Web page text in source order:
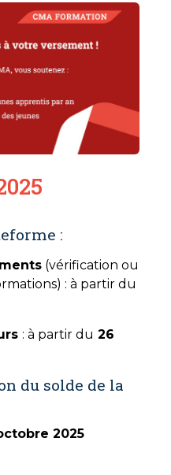
:
(vérification ou
: à partir du
: à partir du 26
du solde de la
2025